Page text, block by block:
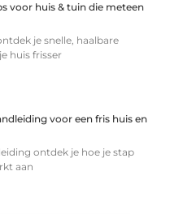
voor huis & tuin die meteen
je snelle, haalbare
huis frisser
voor een fris huis en
ontdek je hoe je stap
aan